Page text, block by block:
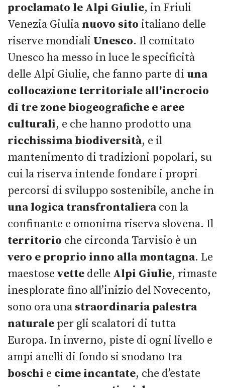
proclamato le Alpi Giulie, in Friuli
Venezia Giulia nuovo sito italiano delle
riserve mondiali Unesco. Il comitato
Unesco ha messo in luce le specificità
delle Alpi Giulie, che fanno parte di una
collocazione territoriale all'incrocio
di tre zone biogeografiche e aree
culturali, e che hanno prodotto una
ricchissima biodiversità, e il
mantenimento di tradizioni popolari, su
cui la riserva intende fondare i propri
percorsi di sviluppo sostenibile, anche in
una logica transfrontalieracon la
confinante e omonima riserva slovena. Il
territorio che circonda Tarvisio è un
vero e proprio inno alla montagna. Le
maestose vette delle Alpi Giulie, rimaste
inesplorate fino all’inizio del Novecento,
sono ora una straordinaria palestra
naturale per gli scalatori di tutta
Europa. In inverno, piste di ogni livello e
ampi anelli di fondo si snodano tra
boschi e cime incantate, che d’estate